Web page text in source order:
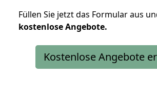
Füllen Sie jetzt das Formular aus
kostenloseAngebote.
Kostenlose Angebote